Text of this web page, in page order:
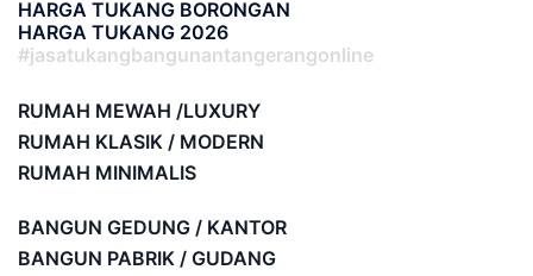
HARGA TUKANG BORONGAN
HARGA TUKANG 2026
#jasatukangbangunantangerangonline
RUMAH MEWAH /LUXURY
RUMAH KLASIK / MODERN
RUMAH MINIMALIS
BANGUN GEDUNG / KANTOR
BANGUN PABRIK / GUDANG